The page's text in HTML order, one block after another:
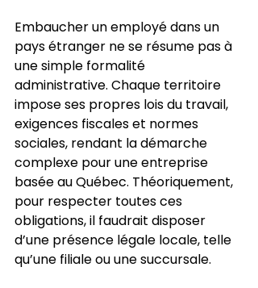
Embaucher un employé dans un
pays étranger ne se résume pas à
une simple formalité
administrative. Chaque territoire
impose ses propres lois du travail,
exigences fiscales et normes
sociales, rendant la démarche
complexe pour une entreprise
basée au Québec. Théoriquement,
pour respecter toutes ces
obligations, il faudrait disposer
d’une présence légale locale, telle
qu’une filiale ou une succursale.